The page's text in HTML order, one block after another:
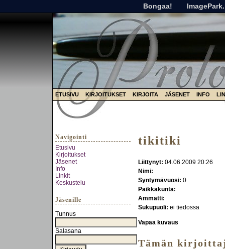
Bongaa!
ETUSIVU KIRJOITUKSET KIRJOITA JÄSENET INFO
Navigointi
Etusivu
Kirjoitukset
Jäsenet
Info
Linkit
Keskustelu
Jäsenille
Tunnus
Salasana
tikitiki
Liittynyt: 04.06.2009 20:26
Nimi:
Syntymävuosi: 0
Paikkakunta:
Ammatti:
Sukupuoli: ei tiedossa
Vapaa kuvaus
Tämän